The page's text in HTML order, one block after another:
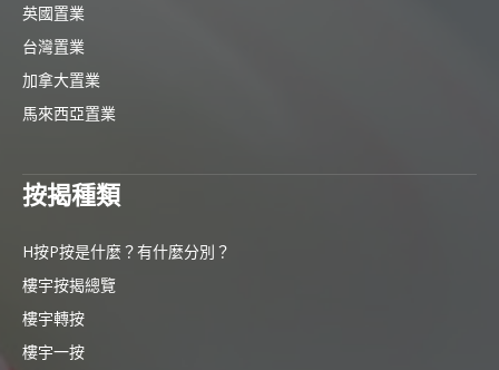
英國置業
台灣置業
加拿大置業
馬來西亞置業
按揭種類
H按P按是什麼？有什麼分別？
樓宇按揭總覽
樓宇轉按
樓宇一按